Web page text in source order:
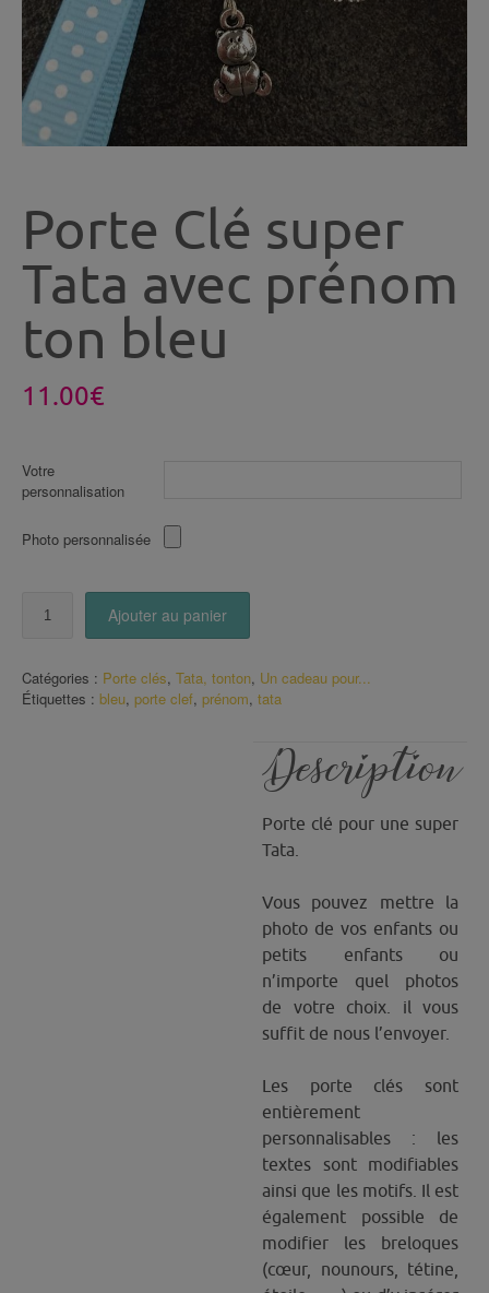
Porte Clé super
Tata avec prénom
ton bleu
11.00€
Votre
personnalisation
Photo personnalisée
super
Tata
Ajouter au panier
Catégories : Porte clés, Tata, tonton, Un cadeau pour...
Étiquettes : bleu, porte clef, prénom, tata
Description
Porte clé pour une super
Tata.
Vous pouvez mettre la
photo de vos enfants ou
petits enfants ou
n’importe quel photos
de votre choix. il vous
suffit de nous l’envoyer.
Les porte clés sont
entièrement
personnalisables : les
textes sont modifiables
ainsi que les motifs. Il est
également possible de
modifier les breloques
(cœur, nounours, tétine,